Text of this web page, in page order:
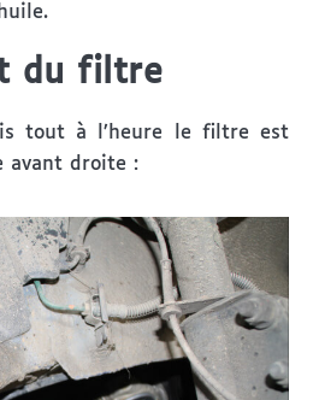
du filtre
tout à l’heure le filtre est
avant droite :